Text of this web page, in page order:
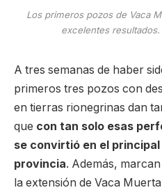
Los primeros pozos de Vaca
excelentes
A tres semanas de haber
primeros tres pozos con
en tierras rionegrinas dan
que con tan solo esas
se convirtió en el
provincia. Además,
la extensión de Vaca